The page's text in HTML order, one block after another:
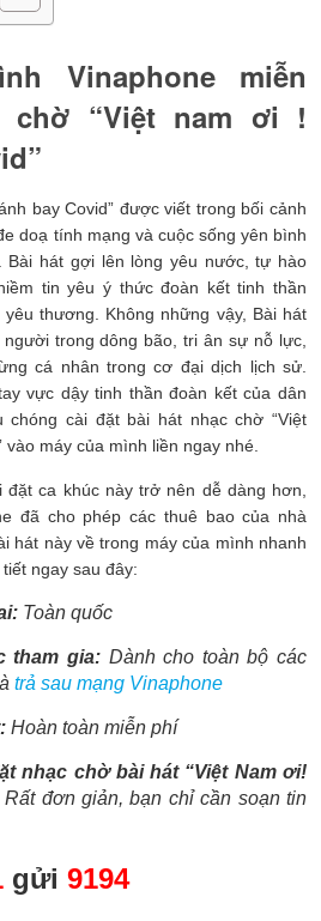
Vinaphone miễn
chờ “Việt nam ơi !
bay Covid” được viết trong bối cảnh
doạ tính mạng và cuộc sống yên bình
Bài hát gợi lên lòng yêu nước, tự hào
tin yêu ý thức đoàn kết tinh thần
thương. Không những vậy, Bài hát
trong dông bão, tri ân sự nỗ lực,
cá nhân trong cơ đại dịch lịch sử.
vực dậy tinh thần đoàn kết của dân
chóng cài đặt bài hát nhạc chờ “Việt
vào máy của mình liền ngay nhé.
đặt ca khúc này trở nên dễ dàng hơn,
đã cho phép các thuê bao của nhà
hát này về trong máy của mình nhanh
ngay sau đây:
Toàn quốc
tham gia: Dành cho toàn bộ các
trả sau mạng Vinaphone
Hoàn toàn miễn phí
nhạc chờ bài hát “Việt Nam ơi!
Rất đơn giản, bạn chỉ cần soạn tin
gửi 9194